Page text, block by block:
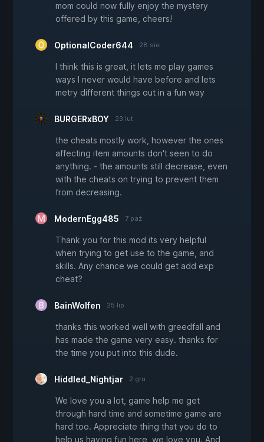
mom could now fully enjoy the mystery
offered by this game, cheers!
OptionalCoder644 28 sie
I think this is great, it lets me play games
ways I never would have before and lets
metry different things out in a fun way
BURGERxBOY 23 lut
the cheats mostly work, however the ones
affecting item amounts don't seen to do
anything. - the amounts still decrease, even
with the cheats on trying to prevent them
from decreasing.
ModernEgg485 7 paź
Thank you for this mod its very helpful
when trying to get use to the game, and
skills. Any chance we could get add exp
cheat?
BainWolfen 25 lip
thanks this worked well with greedfall and
has made the game very easy. thanks for
the time you put into this dude.
Hiddled_Nightjar 2 gru
We love you a lot, game help me get
through hard time and sometime game are
hard too. Appreciate thing that you do to
help us having fun here, we love you. And